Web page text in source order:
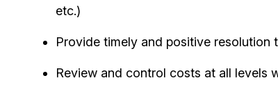
etc.)
Provide timely and positive resolution
Review and control costs at all levels